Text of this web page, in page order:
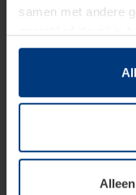
samen met andere
dienstverlening
Juridisch zijn wij
onze pagina's
soorten cookies is
toestemming kunt u
wijzigen of